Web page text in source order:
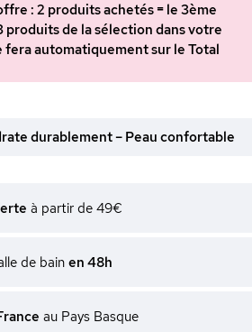
: 2 produits achetés = le 3ème
produits de la sélection dans votre
fera automatiquement sur le Total
durablement – Peau confortable
à partir de 49€
de bain en 48h
au Pays Basque